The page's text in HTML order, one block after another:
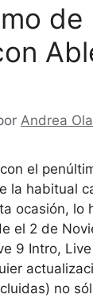
de
Andrea
el
la habitual
ocasión, lo
el 2 de
9 Intro,
no